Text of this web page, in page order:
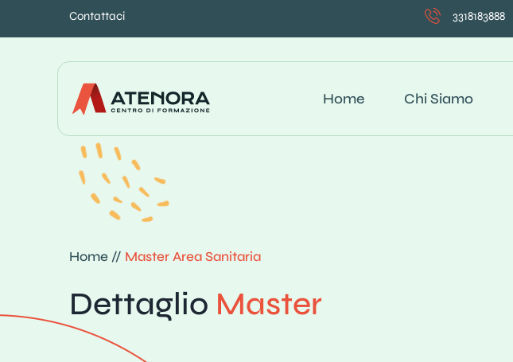
Contattaci 3318183888
Home Chi Siamo
Home // Master Area Sanitaria
Dettaglio Master